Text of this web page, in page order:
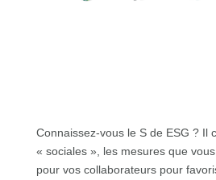
Connaissez-vous le S de ESG ? Il
« sociales », les mesures que
pour vos collaborateurs pour